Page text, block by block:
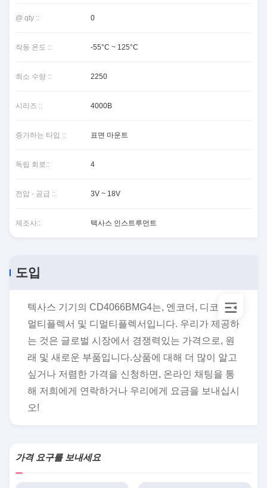
@ qty :: 0
작동 온도 :: -55°C ~ 125°C
최소 수량 :: 2250
시리즈 :: 4000B
증가하는 타입 :: 표면 마운트
독립 회로:: 4
전압 - 공급 :: 3V ~ 18V
제조사:: 텍사스 인스트루먼트
도입
텍사스 기기의 CD4066BMG4는, 엔코더, 디코더,
멀티플렉서 및 디멀티플렉서입니다. 우리가 제공하
는 것은 글로벌 시장에서 경쟁력있는 가격으로, 원
래 및 새로운 부품입니다.상품에 대해 더 많이 알고
싶거나 저렴한 가격을 신청하면, 온라인 채팅을 통
해 저희에게 연락하거나 우리에게 요금을 보내십시
오!
가격 요구를 보내세요